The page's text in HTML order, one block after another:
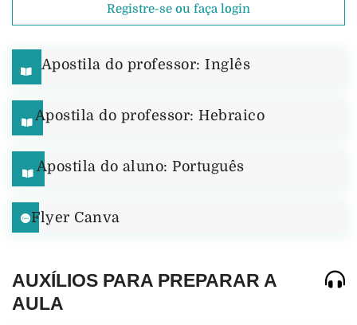
Registre-se ou faça login
Apostila do professor: Inglês
Apostila do professor: Hebraico
Apostila do aluno: Português
Flyer Canva
AUXÍLIOS PARA PREPARAR A
AULA